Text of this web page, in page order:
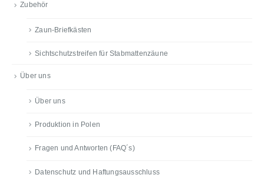
Zubehör
Zaun-Briefkästen
Sichtschutzstreifen für Stabmattenzäune
Über uns
Über uns
Produktion in Polen
Fragen und Antworten (FAQ´s)
Datenschutz und Haftungsausschluss